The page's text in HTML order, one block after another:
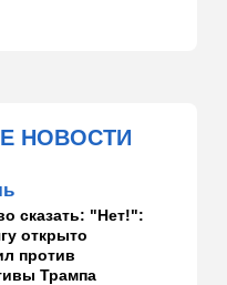
НОВОСТИ
сказать: "Нет!":
открыто
против
Трампа